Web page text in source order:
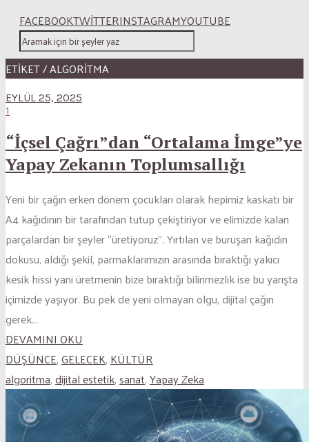
FACEBOOKTWITTERINSTAGRAMYOUTUBE
ETİKET / ALGORITMA
EYLÜL 25, 2025
1
“İçsel Çağrı”dan “Ortalama İmge”ye
Yapay Zekanın Toplumsallığı
Yeni bir çağın erken dönem çocukları olarak hepimiz kaskatı bir
A4 kağıdının bir tarafından tutup çekiştiriyor ve elimizde kalan
parçalardan bir şeyler “üretiyoruz”. Yırtılan ve buruşan kağıdın
dokusu, aldığı şekil, parmaklarımızın arasında bıraktığı yakıcı
kesik hissi yani üretmenin bize bıraktığı bilinmezlik ise bu yarışta
içimizde yaşıyor. Bu pek de yeni olmayan olgu, dijital çağın
gerek...
DEVAMINI OKU
DÜŞÜNCE,GELECEK,KÜLTÜR
algoritma,dijital estetik,sanat,Yapay Zeka